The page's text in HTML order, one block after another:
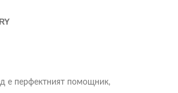
е перфектният помощник,